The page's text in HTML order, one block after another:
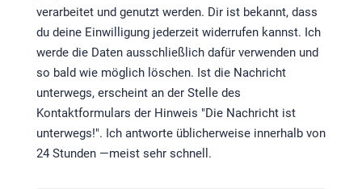
verarbeitet und genutzt werden. Dir ist bekannt, dass
du deine Einwilligung jederzeit widerrufen kannst. Ich
werde die Daten ausschließlich dafür verwenden und
so bald wie möglich löschen. Ist die Nachricht
unterwegs, erscheint an der Stelle des
Kontaktformulars der Hinweis "Die Nachricht ist
unterwegs!". Ich antworte üblicherweise innerhalb von
24 Stunden —meist sehr schnell.